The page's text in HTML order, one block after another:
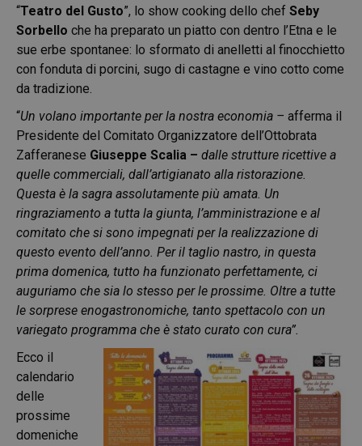
“Teatro del Gusto”, lo show cooking dello chef Seby
Sorbello che ha preparato un piatto con dentro l’Etna e le
sue erbe spontanee: lo sformato di anelletti al finocchietto
con fonduta di porcini, sugo di castagne e vino cotto come
da tradizione.
“Un volano importante per la nostra economia – afferma il
Presidente del Comitato Organizzatore dell’Ottobrata
Zafferanese Giuseppe Scalia – dalle strutture ricettive a
quelle commerciali, dall’artigianato alla ristorazione.
Questa è la sagra assolutamente più amata. Un
ringraziamento a tutta la giunta, l’amministrazione e al
comitato che si sono impegnati per la realizzazione di
questo evento dell’anno. Per il taglio nastro, in questa
prima domenica, tutto ha funzionato perfettamente, ci
auguriamo che sia lo stesso per le prossime. Oltre a tutte
le sorprese enogastronomiche, tanto spettacolo con un
variegato programma che è stato curato con cura”.
Ecco il
calendario
delle
prossime
domeniche